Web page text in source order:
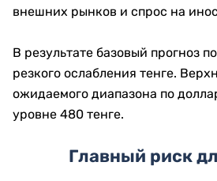
внешних рынков и спрос на
В результате базовый прогноз
резкого ослабления тенге.
ожидаемого диапазона по
уровне 480 тенге.
Главный риск